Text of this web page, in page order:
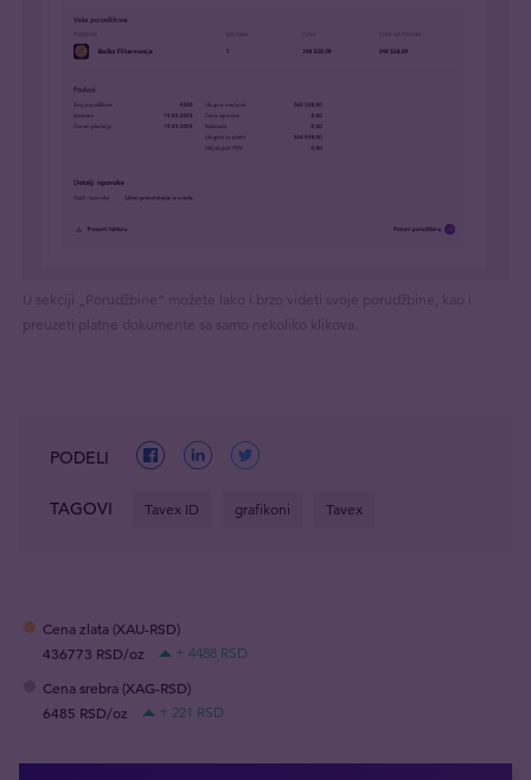
U sekciji „Porudžbine“ možete lako i brzo videti svoje porudžbine, kao i
preuzeti platne dokumente sa samo nekoliko klikova.
PODELI
TAGOVI Tavex ID grafikoni Tavex
Cena zlata (XAU-RSD)
436773 RSD/oz
+ 4488 RSD
Cena srebra (XAG-RSD)
6485 RSD/oz
+ 221 RSD